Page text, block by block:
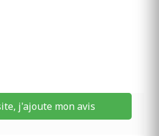
j'ajoute mon avis